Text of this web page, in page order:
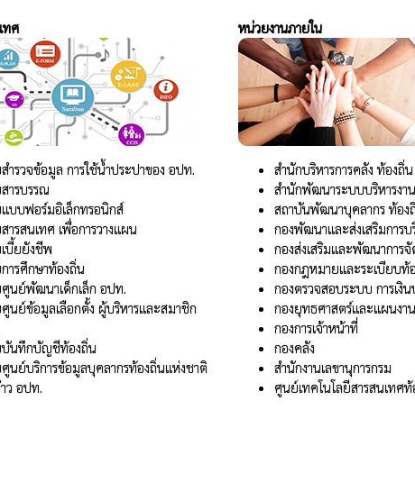
ทศ
ำรวจข้อมูล การใช้น้ำประปาของ อปท.
ารบรรณ
บบฟอร์มอิเล็กทรอนิกส์
ารสนเทศ เพื่อการวางแผน
บี้ยยังชีพ
ารศึกษาท้องถิ่น
นย์พัฒนาเด็กเล็ก อปท.
นย์ข้อมูลเลือกตั้ง ผู้บริหารและสมาชิก
บันทึกบัญชีท้องถิ่น
นย์บริการข้อมูลบุคลากรท้องถิ่นแห่งชาติ
ว อปท.
หน่วยงานภายใน
สำนักบริหารการคลัง ท้องถิ่น
สำนักพัฒนาระบบบริหารง
สถาบันพัฒนาบุคลากร ท้อง
กองพัฒนาและส่งเสริมการบ
กองส่งเสริมและพัฒนาการ
กองกฎหมายและระเบียบท้
กองตรวจสอบระบบ การเงิ
กองยุทธศาสตร์และแผนงาน
กองการเจ้าหน้าที่
กองคลัง
สำนักงานเลขานุการกรม
ศูนย์เทคโนโลยีสารสนเทศ